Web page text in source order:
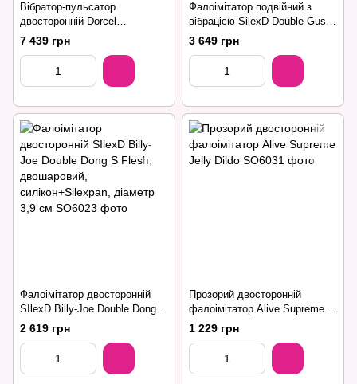
Вібратор-пульсатор
двосторонній Dorcel
ORGASMIC DOUBLE DO
7 439 грн
Фалоімітатор подвійний з
вібрацією SilexD Double Gusto
Flesh Motor (Model 1 size 8" &
7"), двошарови
3 649 грн
Фалоімітатор двосторонній
SIlexD Billy-Joe Double Dong S
Flesh, двошаровий,
силікон+Silexpan, діаметр 3,9
2 619 грн
Прозорий двосторонній
фалоімітатор Alive Supreme
Jelly Dildo
1 229 грн